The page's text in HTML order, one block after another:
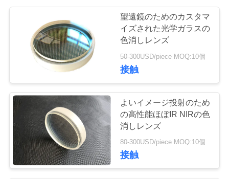
プ
ト
私
達
に
望遠鏡のためのカスタマ
イズされた光学ガラスの
色消しレンズ
50-300USD/piece MOQ:10個
接触
よいイメージ投射のため
の高性能ほぼIR NIRの色
消しレンズ
80-300USD/piece MOQ:10個
接触